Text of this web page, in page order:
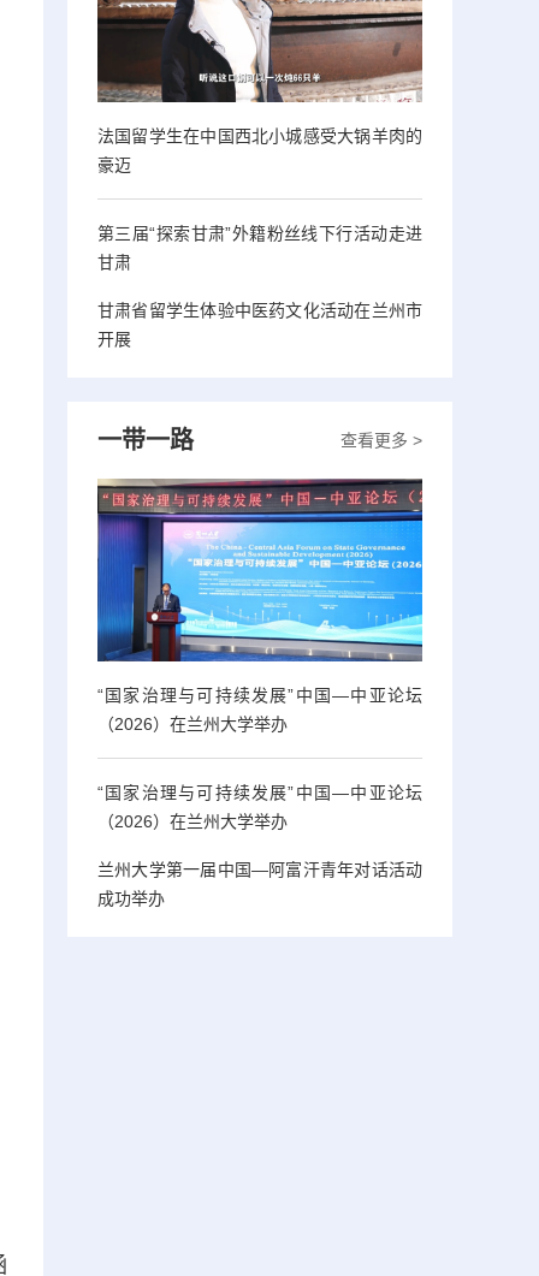
法国留学生在中国西北小城感受大锅羊肉的
豪迈
第三届“探索甘肃”外籍粉丝线下行活动走进
甘肃
甘肃省留学生体验中医药文化活动在兰州市
开展
查看更多 >
一带一路
“国家治理与可持续发展”中国—中亚论坛
（2026）在兰州大学举办
“国家治理与可持续发展”中国—中亚论坛
（2026）在兰州大学举办
兰州大学第一届中国—阿富汗青年对话活动
成功举办